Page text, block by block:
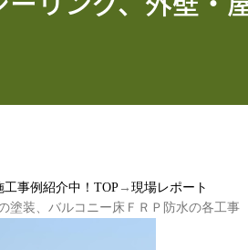
事例紹介中！TOP→ 現場レポート
装、バルコニー床ＦＲＰ防水の各工事